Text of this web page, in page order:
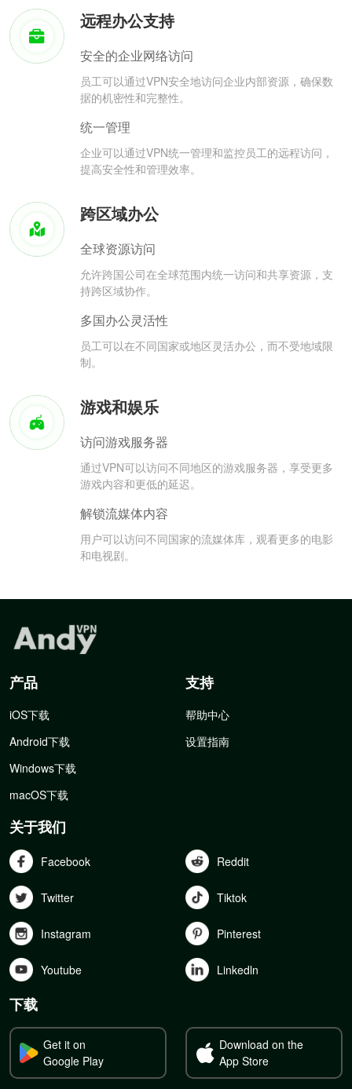
远程办公支持
安全的企业网络访问
员工可以通过VPN安全地访问企业内部资源，确保数
据的机密性和完整性。
统一管理
企业可以通过VPN统一管理和监控员工的远程访问，
提高安全性和管理效率。
跨区域办公
全球资源访问
允许跨国公司在全球范围内统一访问和共享资源，支
持跨区域协作。
多国办公灵活性
员工可以在不同国家或地区灵活办公，而不受地域限
制。
游戏和娱乐
访问游戏服务器
通过VPN可以访问不同地区的游戏服务器，享受更多
游戏内容和更低的延迟。
解锁流媒体内容
用户可以访问不同国家的流媒体库，观看更多的电影
和电视剧。
产品
iOS下载
Android下载
Windows下载
macOS下载
支持
帮助中心
设置指南
关于我们
Facebook Reddit
Twitter Tiktok
Instagram Pinterest
Youtube Linkedln
下载
Get it on
Google Play
Download on the
App Store